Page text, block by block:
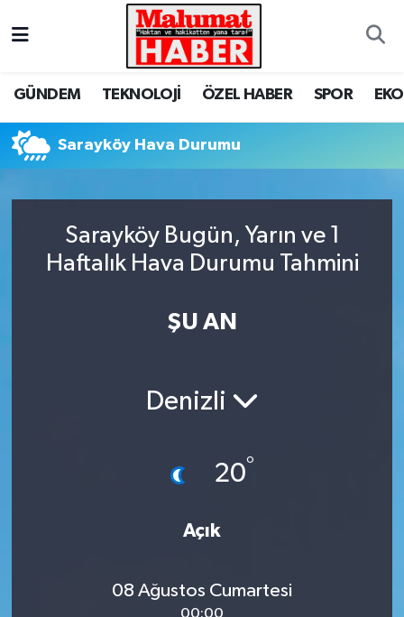
GÜNDEM TEKNOLOJİ ÖZEL HABER SPOR
Sarayköy Hava Durumu
Sarayköy Bugün, Yarın ve 1
Haftalık Hava Durumu Tahmini
ŞU AN
Denizli
20°
Açık
08 Ağustos Cumartesi
Nöbetçi Eczaneler
Tüm Manşetler